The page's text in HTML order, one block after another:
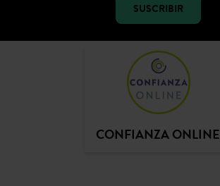
SUSCRIBIR
CONFIANZA ONLINE